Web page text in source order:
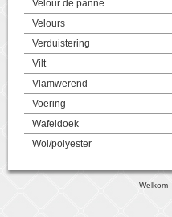
Velour de panne
Velours
Verduistering
Vilt
Vlamwerend
Voering
Wafeldoek
Wol/polyester
Welkom